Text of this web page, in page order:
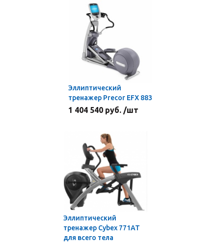
Эллиптический
тренажер Precor EFX 883
1 404 540 руб. /шт
Эллиптический
тренажер Cybex 771АТ
для всего тела